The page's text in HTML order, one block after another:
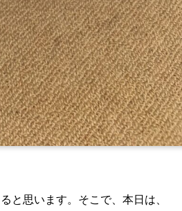
と思います。そこで、本日は、